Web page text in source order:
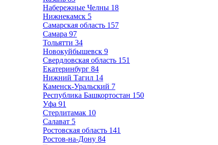
Набережные Челны 18
Нижнекамск 5
Самарская область 157
Самара 97
Тольятти 34
Новокуйбышевск 9
Свердловская область 151
Екатеринбург 84
Нижний Тагил 14
Каменск-Уральский 7
Республика Башкортостан 150
Уфа 91
Стерлитамак 10
Салават 5
Ростовская область 141
Ростов-на-Дону 84